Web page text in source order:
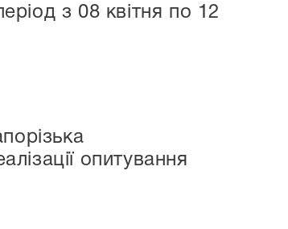
з 08 квітня по 12
опитування